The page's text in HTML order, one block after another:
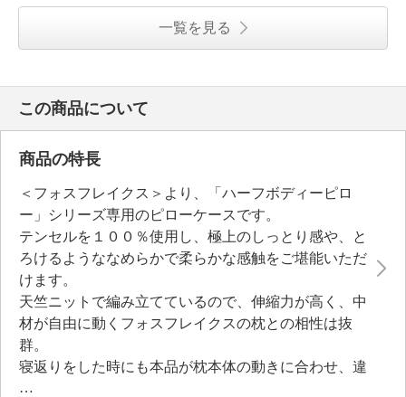
一覧を見る
この商品について
商品の特長
＜フォスフレイクス＞より、「ハーフボディーピロ
ー」シリーズ専用のピローケースです。
テンセルを１００％使用し、極上のしっとり感や、と
ろけるようななめらかで柔らかな感触をご堪能いただ
けます。
天竺ニットで編み立てているので、伸縮力が高く、中
材が自由に動くフォスフレイクスの枕との相性は抜
群。
寝返りをした時にも本品が枕本体の動きに合わせ、違
和感を感じにくくなっています。